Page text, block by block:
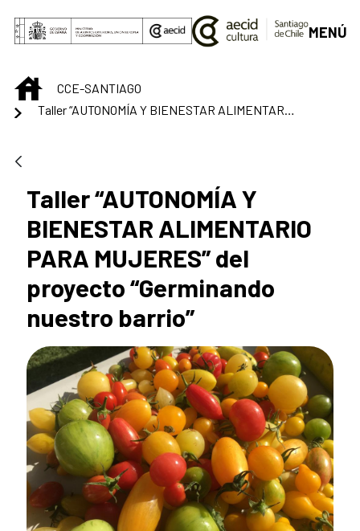
Saltar al contenido principal
MENÚ
INICIOCCE-SANTIAGO
Taller “AUTONOMÍA Y
BIENESTAR ALIMENTARIO
PARA MUJERES” del
proyecto “Germinando
nuestro barrio”